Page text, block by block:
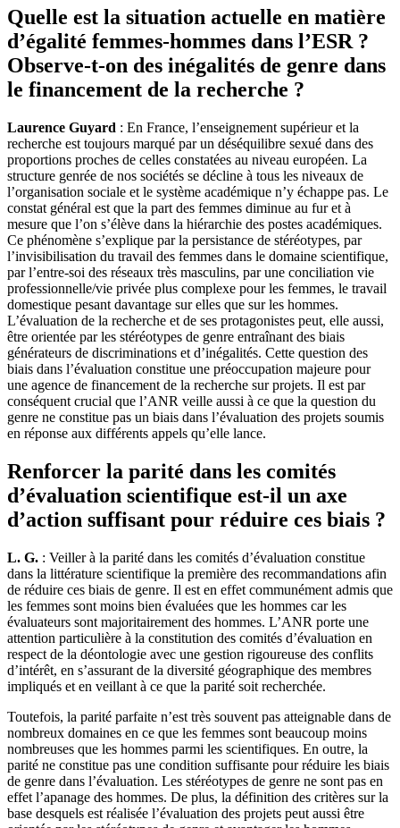
Quelle est la situation actuelle en matière
d’égalité femmes-hommes dans l’ESR ?
Observe-t-on des inégalités de genre dans
le financement de la recherche ?
Laurence Guyard : En France, l’enseignement supérieur et la
recherche est toujours marqué par un déséquilibre sexué dans des
proportions proches de celles constatées au niveau européen. La
structure genrée de nos sociétés se décline à tous les niveaux de
l’organisation sociale et le système académique n’y échappe pas. Le
constat général est que la part des femmes diminue au fur et à
mesure que l’on s’élève dans la hiérarchie des postes académiques.
Ce phénomène s’explique par la persistance de stéréotypes, par
l’invisibilisation du travail des femmes dans le domaine scientifique,
par l’entre-soi des réseaux très masculins, par une conciliation vie
professionnelle/vie privée plus complexe pour les femmes, le travail
domestique pesant davantage sur elles que sur les hommes.
L’évaluation de la recherche et de ses protagonistes peut, elle aussi,
être orientée par les stéréotypes de genre entraînant des biais
générateurs de discriminations et d’inégalités. Cette question des
biais dans l’évaluation constitue une préoccupation majeure pour
une agence de financement de la recherche sur projets. Il est par
conséquent crucial que l’ANR veille aussi à ce que la question du
genre ne constitue pas un biais dans l’évaluation des projets soumis
en réponse aux différents appels qu’elle lance.
Renforcer la parité dans les comités
d’évaluation scientifique est-il un axe
d’action suffisant pour réduire ces biais ?
L. G. : Veiller à la parité dans les comités d’évaluation constitue
dans la littérature scientifique la première des recommandations afin
de réduire ces biais de genre. Il est en effet communément admis que
les femmes sont moins bien évaluées que les hommes car les
évaluateurs sont majoritairement des hommes. L’ANR porte une
attention particulière à la constitution des comités d’évaluation en
respect de la déontologie avec une gestion rigoureuse des conflits
d’intérêt, en s’assurant de la diversité géographique des membres
impliqués et en veillant à ce que la parité soit recherchée.
Toutefois, la parité parfaite n’est très souvent pas atteignable dans de
nombreux domaines en ce que les femmes sont beaucoup moins
nombreuses que les hommes parmi les scientifiques. En outre, la
parité ne constitue pas une condition suffisante pour réduire les biais
de genre dans l’évaluation. Les stéréotypes de genre ne sont pas en
effet l’apanage des hommes. De plus, la définition des critères sur la
base desquels est réalisée l’évaluation des projets peut aussi être